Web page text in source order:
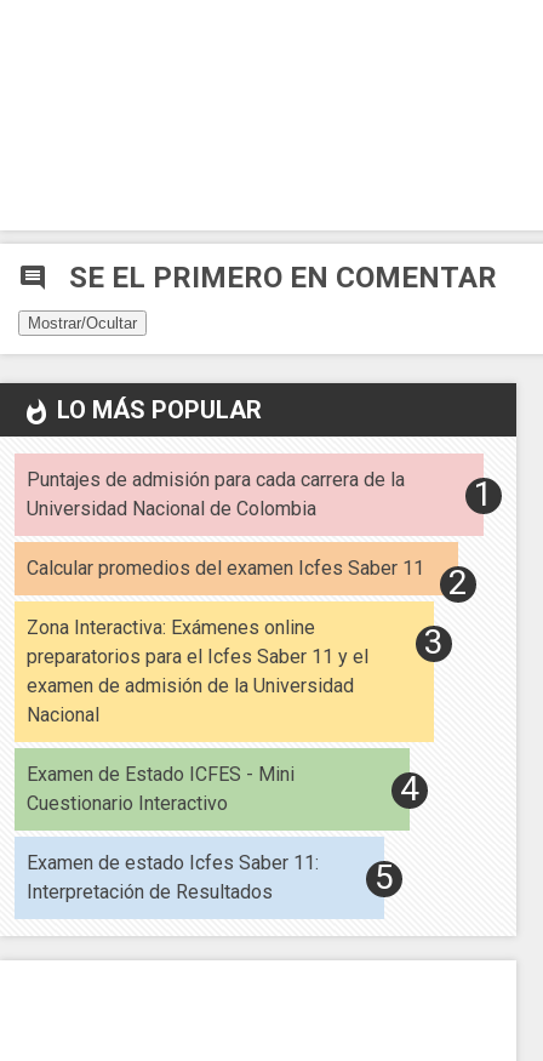
comment SE EL PRIMERO EN COMENTAR
Mostrar/Ocultar
whatshot LO MÁS POPULAR
Puntajes de admisión para cada carrera de la
Universidad Nacional de Colombia
Calcular promedios del examen Icfes Saber 11
Zona Interactiva: Exámenes online
preparatorios para el Icfes Saber 11 y el
examen de admisión de la Universidad
Nacional
Examen de Estado ICFES - Mini
Cuestionario Interactivo
Examen de estado Icfes Saber 11:
Interpretación de Resultados